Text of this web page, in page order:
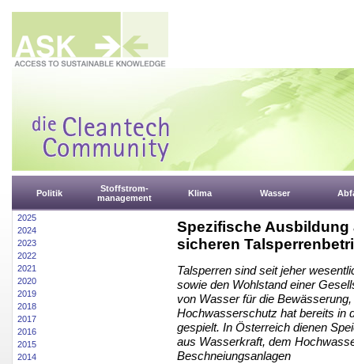
Politik
Stoffstrom-
management
Klima Wasser
2025
2024
2023
2022
2021
2020
2019
2018
2017
2016
2015
2014
Spezifische
sicheren
Talsperren sind seit jeher
sowie den Wohlstand einer
von Wasser für die
Hochwasserschutz hat bereits in
gespielt. In Österreich dienen
aus Wasserkraft, dem
Beschneiungsanlagen